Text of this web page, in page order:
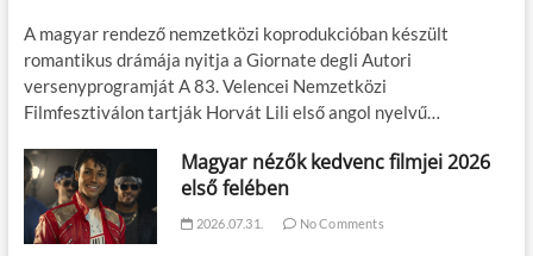
A magyar rendező nemzetközi koprodukcióban készült
romantikus drámája nyitja a Giornate degli Autori
versenyprogramját A 83. Velencei Nemzetközi
Filmfesztiválon tartják Horvát Lili első angol nyelvű…
Magyar nézők kedvenc filmjei 2026
első felében
2026.07.31. No Comments